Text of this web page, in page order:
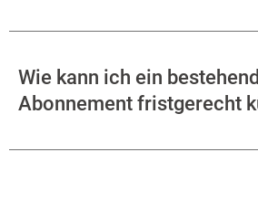
Wie kann ich ein
Abonnement fristgerecht